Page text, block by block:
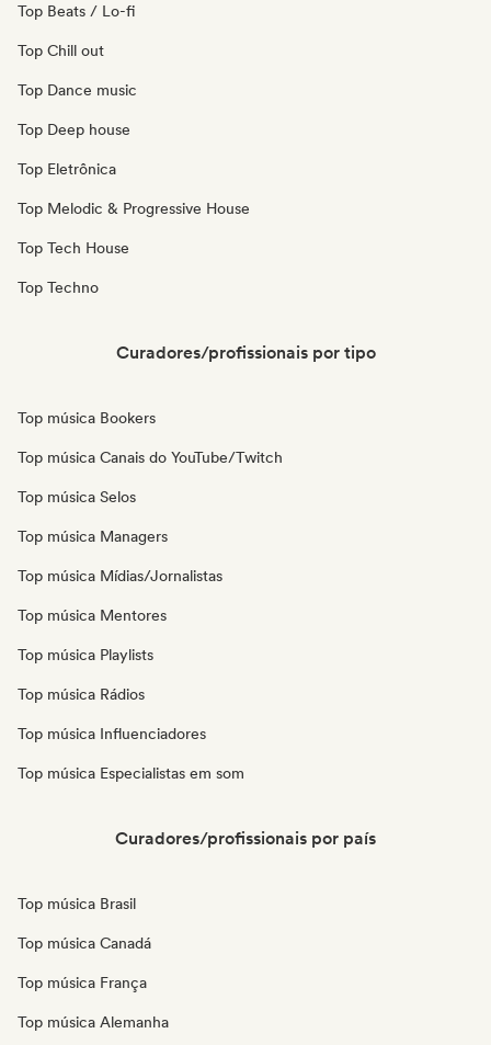
Top Beats / Lo-fi
Top Chill out
Top Dance music
Top Deep house
Top Eletrônica
Top Melodic & Progressive House
Top Tech House
Top Techno
Curadores/profissionais por tipo
Top música Bookers
Top música Canais do YouTube/Twitch
Top música Selos
Top música Managers
Top música Mídias/Jornalistas
Top música Mentores
Top música Playlists
Top música Rádios
Top música Influenciadores
Top música Especialistas em som
Curadores/profissionais por país
Top música Brasil
Top música Canadá
Top música França
Top música Alemanha